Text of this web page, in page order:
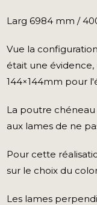
Larg 6984 mm /
Vue la
était une
144×144mm pour
La poutre
aux lames de ne
Pour cette
sur le choix du
Les lames